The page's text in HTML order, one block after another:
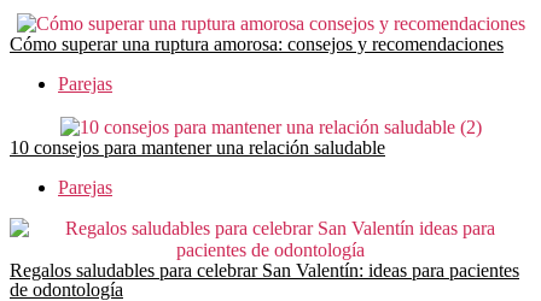
Cómo superar una ruptura amorosa: consejos y recomendaciones
Parejas
10 consejos para mantener una relación saludable
Parejas
Regalos saludables para celebrar San Valentín: ideas para pacientes
de odontología